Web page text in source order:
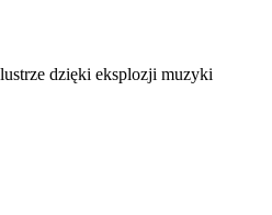
dzięki eksplozji muzyki